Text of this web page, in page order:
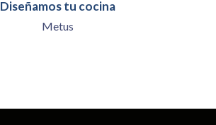
Diseñamos tu cocina
Metus